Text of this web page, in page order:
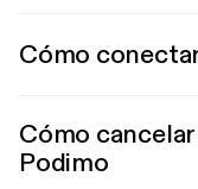
Cómo
Cómo
Podimo